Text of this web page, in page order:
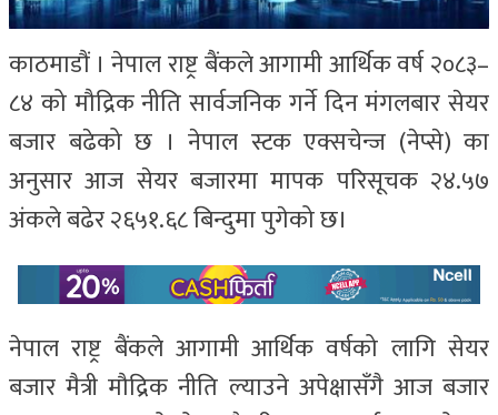
काठमाडौं । नेपाल राष्ट्र बैंकले आगामी आर्थिक वर्ष २०८३–
८४ को मौद्रिक नीति सार्वजनिक गर्ने दिन मंगलबार सेयर
बजार बढेको छ । नेपाल स्टक एक्सचेन्ज (नेप्से) का
अनुसार आज सेयर बजारमा मापक परिसूचक २४.५७
अंकले बढेर २६५१.६८ बिन्दुमा पुगेको छ।
नेपाल राष्ट्र बैंकले आगामी आर्थिक वर्षको लागि सेयर
बजार मैत्री मौद्रिक नीति ल्याउने अपेक्षासँगै आज बजार